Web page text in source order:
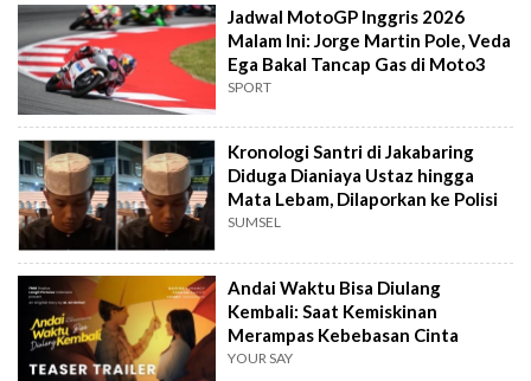
Jadwal MotoGP Inggris 2026
Malam Ini: Jorge Martin Pole, Veda
Ega Bakal Tancap Gas di Moto3
SPORT
Kronologi Santri di Jakabaring
Diduga Dianiaya Ustaz hingga
Mata Lebam, Dilaporkan ke Polisi
SUMSEL
Andai Waktu Bisa Diulang
Kembali: Saat Kemiskinan
Merampas Kebebasan Cinta
YOUR SAY